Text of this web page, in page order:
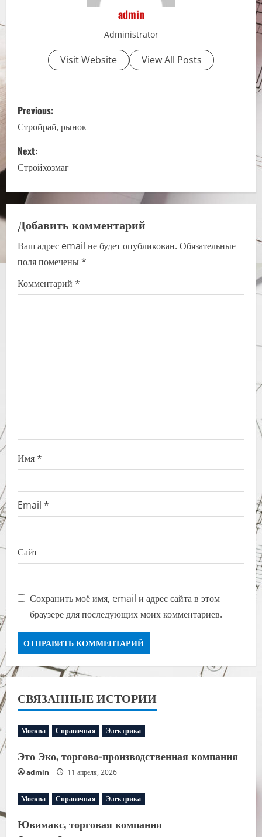
admin
Administrator
Visit Website View All Posts
P
o
s
t
n
a
v
i
g
Previous:
Стройрай, рынок
Next:
Стройхозмаг
Добавить комментарий
Ваш адрес email не будет опубликован. Обязательные
поля помечены*
Комментарий *
Имя*
Email *
Сайт
Сохранить моё имя, email и адрес сайта в этом
браузере для последующих моих комментариев.
СВЯЗАННЫЕ ИСТОРИИ
Москва Справочная Электрика
Это Эко, торгово-производственная компания
admin 11 апреля, 2026
Москва Справочная Электрика
Ювимакс, торговая компания